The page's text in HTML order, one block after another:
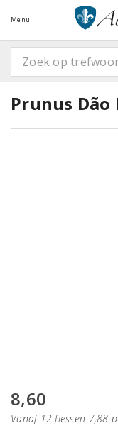
Menu
Prunus Dão
8,60
Vanaf 12 flessen 7,88